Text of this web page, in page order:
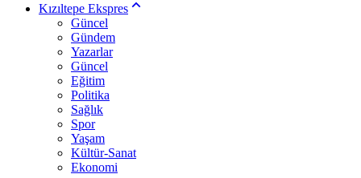
Kızıltepe Ekspres
Güncel
Gündem
Yazarlar
Güncel
Eğitim
Politika
Sağlık
Spor
Yaşam
Kültür-Sanat
Ekonomi